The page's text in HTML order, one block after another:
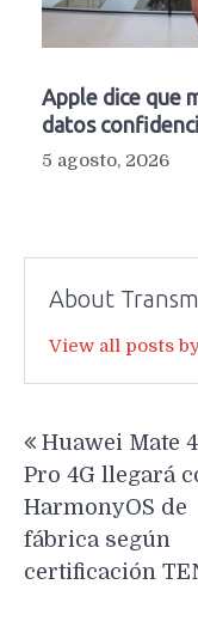
Apple dice que
datos
5 agosto, 2026
About
View all posts
de
entradas
Huawei Mate
Pro 4G llegará
HarmonyOS de
fábrica según
certificación